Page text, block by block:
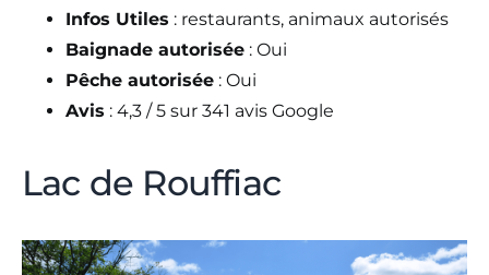
Infos Utiles : restaurants, animaux autorisés
Baignade autorisée : Oui
Pêche autorisée : Oui
Avis : 4,3 / 5 sur 341 avis Google
Lac de Rouffiac